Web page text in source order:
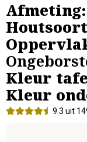
Afmeting:
Kleur
Kleur
9.3 uit